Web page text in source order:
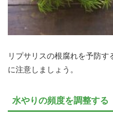
リプサリスの根腐れを予防す
に注意しましょう。
水やりの頻度を調整する